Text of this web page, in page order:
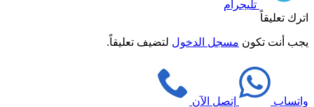
تليجرام
اترك تعليقاً
يجب أنت تكون مسجل الدخول لتضيف تعليقاً.
واتساب إتصل الآن